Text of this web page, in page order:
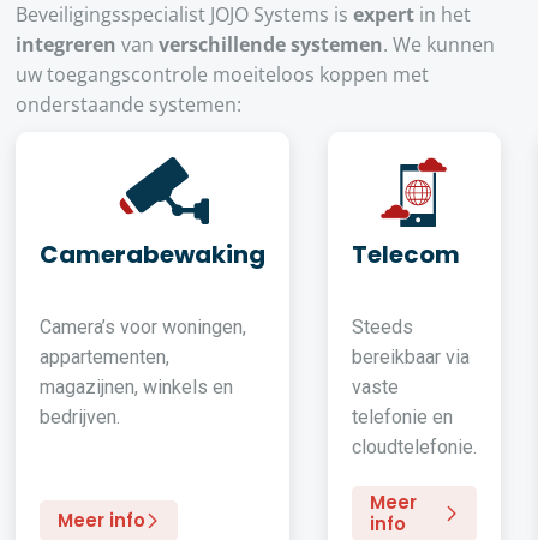
Beveiligingsspecialist JOJO Systems isexpert in het
integreren vanverschillende systemen. We kunnen
uw toegangscontrole moeiteloos koppen met
onderstaande systemen:
Camerabewaking
Camera’s voor woningen,
appartementen,
magazijnen, winkels en
bedrijven.
Meer info
Telecom
Steeds
bereikbaar via
vaste
telefonie en
cloudtelefonie.
Meer
info